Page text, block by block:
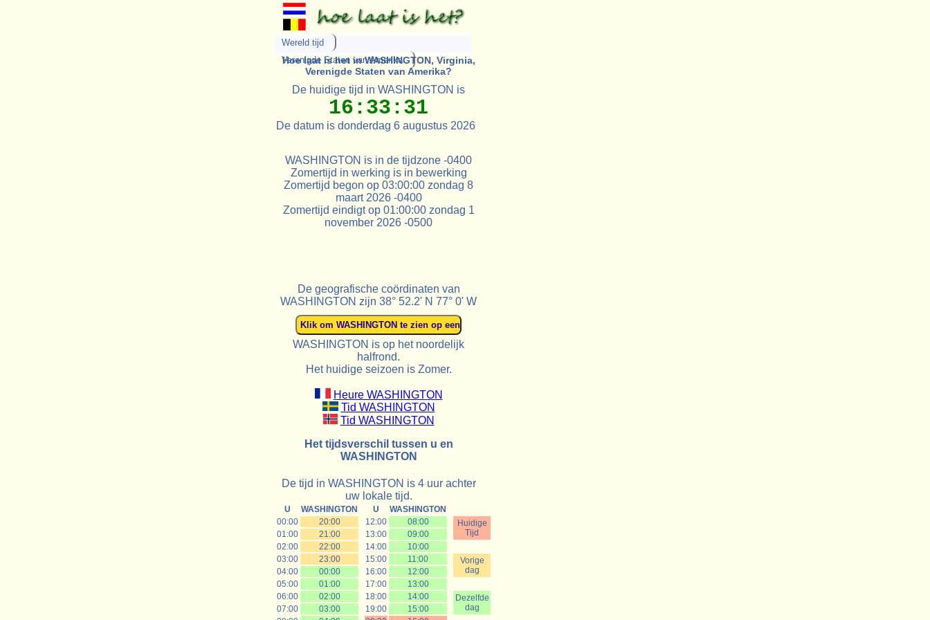
Wereld tijd
Verenigde Staten van Amerika
Hoe laat is het in WASHINGTON, Virginia,
Verenigde Staten van Amerika?
De huidige tijd in WASHINGTON is
16:33:31
De datum is donderdag 6 augustus 2026
WASHINGTON is in de tijdzone -0400
Zomertijd in werking is in bewerking
Zomertijd begon op 03:00:00 zondag 8
maart 2026 -0400
Zomertijd eindigt op 01:00:00 zondag 1
november 2026 -0500
De geografische coördinaten van
WASHINGTON zijn 38° 52.2' N 77° 0' W
WASHINGTON is op het noordelijk
halfrond.
Het huidige seizoen is Zomer.
Heure WASHINGTON
Tid WASHINGTON
Tid WASHINGTON
Het tijdsverschil tussen u en
WASHINGTON
De tijd in WASHINGTON is 4 uur achter
uw lokale tijd.
U WASHINGTON U
WASHINGTON
00:00
20:00 12:00 08:00
Huidige
Tijd
01:00 21:00 13:00
09:00
02:00
22:00 14:00
10:00
03:00
23:00 15:00 11:00
Vorige
dag
04:00 00:00 16:00
12:00
05:00
01:00 17:00
13:00
06:00
02:00 18:00 14:00
Dezelfde
dag
07:00 03:00 19:00
15:00